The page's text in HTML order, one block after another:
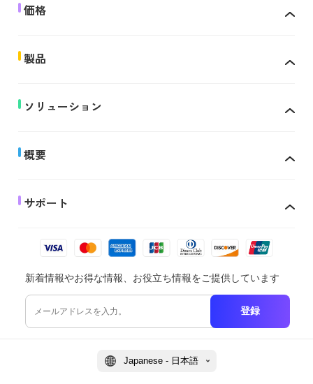
価格
製品
ソリューション
概要
サポート
新着情報やお得な情報、お役立ち情報をご提供しています
登録
Japanese - 日本語